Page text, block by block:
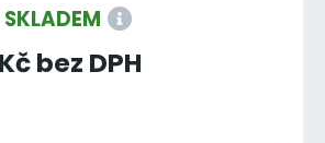
SKLADEM
bez DPH